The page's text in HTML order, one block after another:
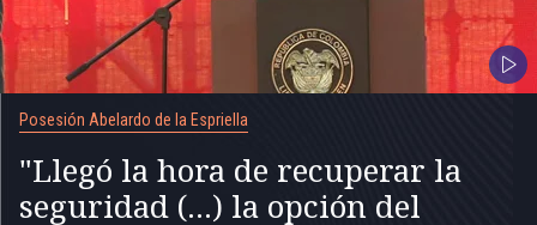
Posesión Abelardo de la Espriella
"Llegó la hora de recuperar la
seguridad (...) la opción del